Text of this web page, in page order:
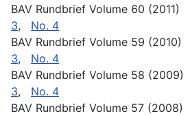
BAV Rundbrief Volume 60 (2011)
3, No. 4
BAV Rundbrief Volume 59 (2010)
3, No. 4
BAV Rundbrief Volume 58 (2009)
3, No. 4
BAV Rundbrief Volume 57 (2008)